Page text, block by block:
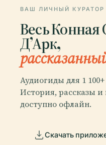
ВАШ ЛИЧНЫЙ КУРАТОР
Весь
Д’Арк,
Аудиогиды для 1
История, рассказы
доступно офлайн.
Скачать